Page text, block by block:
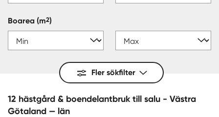
Boarea (m2)
Fler sökfilter
12 hästgård & boendelantbruk till salu - Västra
Götaland — län